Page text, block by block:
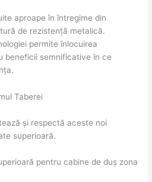
aproape în întregime din
de rezistență metalică.
permite înlocuirea
beneficii semnificative în ce
și respectă aceste noi
superioară.
pentru cabine de duș zona